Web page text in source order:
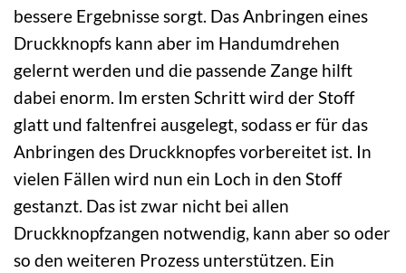
bessere Ergebnisse sorgt. Das Anbringen eines
Druckknopfs kann aber im Handumdrehen
gelernt werden und die passende Zange hilft
dabei enorm. Im ersten Schritt wird der Stoff
glatt und faltenfrei ausgelegt, sodass er für das
Anbringen des Druckknopfes vorbereitet ist. In
vielen Fällen wird nun ein Loch in den Stoff
gestanzt. Das ist zwar nicht bei allen
Druckknopfzangen notwendig, kann aber so oder
so den weiteren Prozess unterstützen. Ein